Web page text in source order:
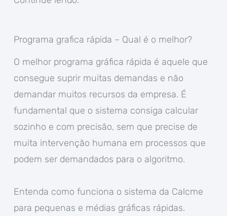
Programa grafica rápida – Qual é o melhor?
O melhor programa gráfica rápida é aquele que
consegue suprir muitas demandas e não
demandar muitos recursos da empresa. É
fundamental que o sistema consiga calcular
sozinho e com precisão, sem que precise de
muita intervenção humana em processos que
podem ser demandados para o algoritmo.
Entenda como funciona o sistema da Calcme
para pequenas e médias gráficas rápidas.